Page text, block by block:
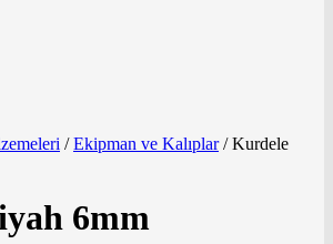
/ Ekipman ve Kalıplar /Kurdele
6mm